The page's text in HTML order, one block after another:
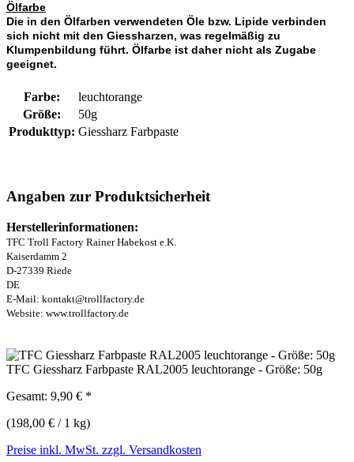
Ölfarbe
Die in den Ölfarben verwendeten Öle bzw. Lipide verbinden
sich nicht mit den Giessharzen, was regelmäßig zu
Klumpenbildung führt. Ölfarbe ist daher nicht als Zugabe
geeignet.
Farbe:
leuchtorange
Größe:
50g
Produkttyp: Giessharz Farbpaste
Angaben zur Produktsicherheit
Herstellerinformationen:
TFC Troll Factory Rainer Habekost e.K.
Kaiserdamm 2
D-27339 Riede
DE
E-Mail: kontakt@trollfactory.de
Website: www.trollfactory.de
TFC Giessharz Farbpaste RAL2005 leuchtorange - Größe: 50g
Gesamt: 9,90 € *
(198,00 € / 1 kg)
Preise inkl. MwSt. zzgl. Versandkosten